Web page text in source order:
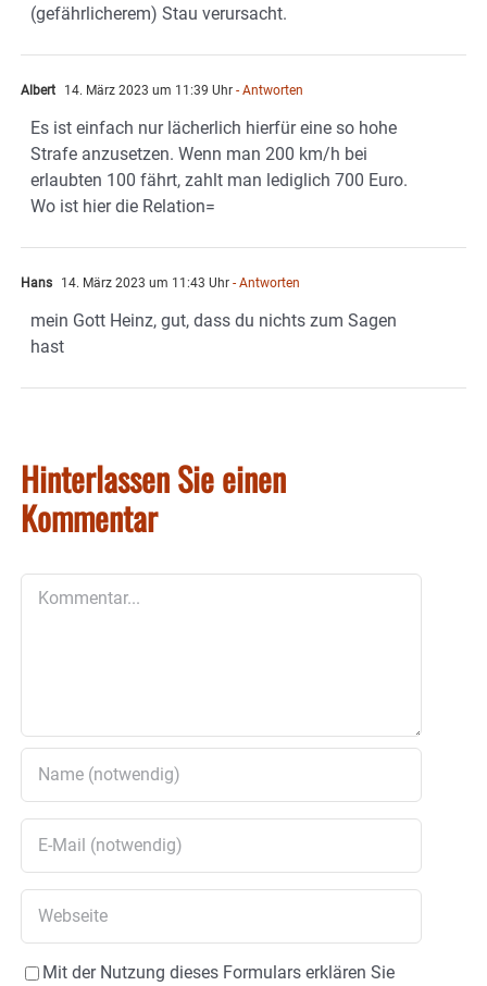
(gefährlicherem) Stau verursacht.
Albert 14. März 2023 um 11:39 Uhr - Antworten
Es ist einfach nur lächerlich hierfür eine so hohe
Strafe anzusetzen. Wenn man 200 km/h bei
erlaubten 100 fährt, zahlt man lediglich 700 Euro.
Wo ist hier die Relation=
Hans 14. März 2023 um 11:43 Uhr - Antworten
mein Gott Heinz, gut, dass du nichts zum Sagen
hast
Hinterlassen Sie einen
Kommentar
Mit der Nutzung dieses Formulars erklären Sie